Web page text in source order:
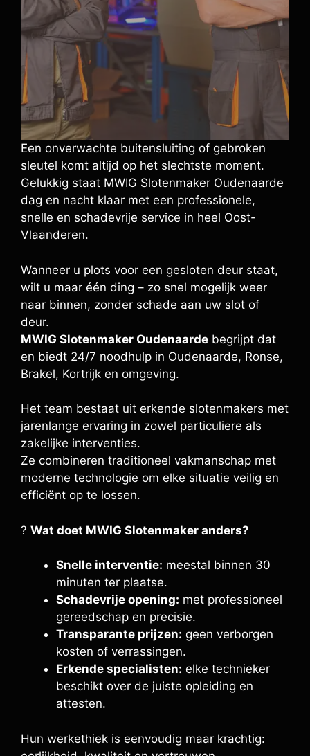
Een onverwachte buitensluiting of gebroken
sleutel komt altijd op het slechtste moment.
Gelukkig staat MWIG Slotenmaker Oudenaarde
dag en nacht klaar met een professionele,
snelle en schadevrije service in heel Oost-
Vlaanderen.
Wanneer u plots voor een gesloten deur staat,
wilt u maar één ding – zo snel mogelijk weer
naar binnen, zonder schade aan uw slot of
deur.
MWIG Slotenmaker Oudenaarde begrijpt dat
en biedt 24/7 noodhulp in Oudenaarde, Ronse,
Brakel, Kortrijk en omgeving.
Het team bestaat uit erkende slotenmakers met
jarenlange ervaring in zowel particuliere als
zakelijke interventies.
Ze combineren traditioneel vakmanschap met
moderne technologie om elke situatie veilig en
efficiënt op te lossen.
? Wat doet MWIG Slotenmaker anders?
Snelle interventie: meestal binnen 30
minuten ter plaatse.
Schadevrije opening: met professioneel
gereedschap en precisie.
Transparante prijzen: geen verborgen
kosten of verrassingen.
Erkende specialisten: elke technieker
beschikt over de juiste opleiding en
attesten.
Hun werkethiek is eenvoudig maar krachtig: